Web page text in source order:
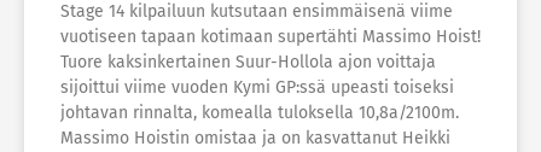
Stage 14 kilpailuun kutsutaan ensimmäisenä viime
vuotiseen tapaan kotimaan supertähti Massimo Hoist!
Tuore kaksinkertainen Suur-Hollola ajon voittaja
sijoittui viime vuoden Kymi GP:ssä upeasti toiseksi
johtavan rinnalta, komealla tuloksella 10,8a/2100m.
Massimo Hoistin omistaa ja on kasvattanut Heikki